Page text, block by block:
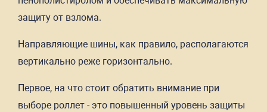
защиту от взлома.
Направляющие шины, как правило, располагаются
вертикально реже горизонтально.
Первое, на что стоит обратить внимание при
выборе роллет - это повышенный уровень защиты